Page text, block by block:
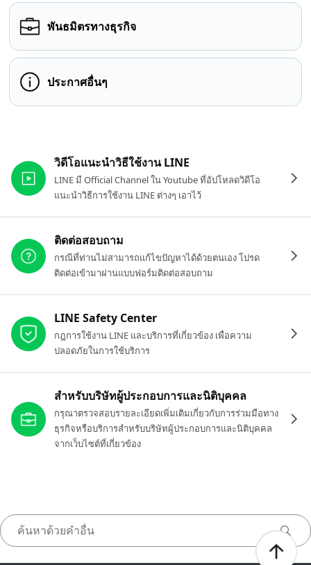
พันธมิตรทางธุรกิจ
ประกาศอื่นๆ
วิดีโอแนะนำวิธีใช้งาน LINE
LINE มี Official Channel ใน Youtube ที่อัปโหลดวิดีโอ
แนะนำวิธีการใช้งาน LINE ต่างๆ เอาไว้
ติดต่อสอบถาม
กรณีที่ท่านไม่สามารถแก้ไขปัญหาได้ด้วยตนเอง โปรด
ติดต่อเข้ามาผ่านแบบฟอร์มติดต่อสอบถาม
LINE Safety Center
กฎการใช้งาน LINE และบริการที่เกี่ยวข้อง เพื่อความ
ปลอดภัยในการใช้บริการ
สำหรับบริษัทผู้ประกอบการและนิติบุคคล
กรุณาตรวจสอบรายละเอียดเพิ่มเติมเกี่ยวกับการร่วมมือทาง
ธุรกิจหรือบริการสำหรับบริษัทผู้ประกอบการและนิติบุคคล
จากเว็บไซต์ที่เกี่ยวข้อง